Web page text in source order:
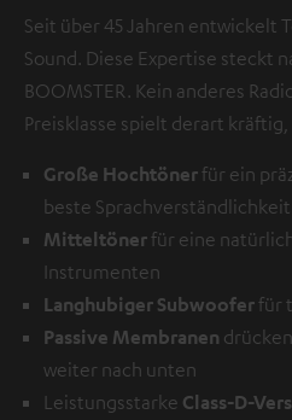
Seit über 45 Jahren entwickelt
Sound. Diese Expertise steckt
BOOMSTER. Kein anderes
Preisklasse spielt derart
Große Hochtönerfür ein
beste Sprachverständlichkeit
Mitteltönerfür eine
Instrumenten
Langhubiger Subwooferfür
Passive Membranen
weiter nach unten
Leistungsstarke Class-D-